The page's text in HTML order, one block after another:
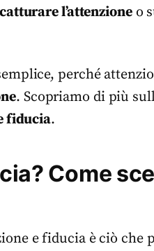
catturare l’attenzioneo
perché
. Scopriamo di più
fiducia.
Come
e fiducia è ciò che